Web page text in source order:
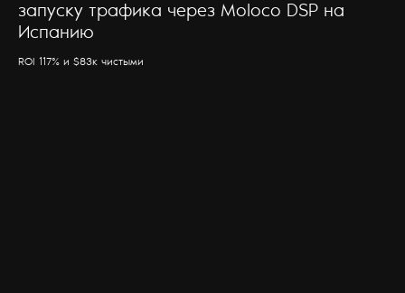
запуску трафика через Moloco DSP на
Испанию
ROI 117% и $83к чистыми